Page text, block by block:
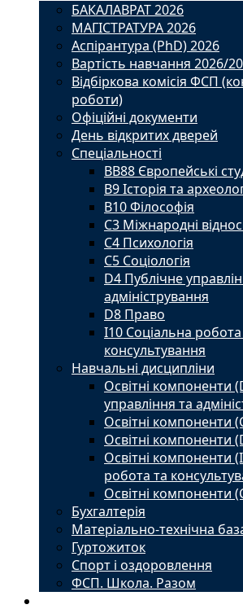
БАКАЛАВРАТ 2026
МАГІСТРАТУРА 2026
Аспірантура (PhD) 2026
Вартість навчання 2026/
Відбіркова комісія ФСП
роботи)
Офіційні документи
День відкритих дверей
Спеціальності
BВ88 Європейські
B9 Історія та
B10 Філософія
C3 Міжнародні
C4 Психологія
С5 Соціологія
D4 Публічне
адміністрування
D8 Право
I10 Соціальна робота
консультування
Навчальні дисципліни
Освітні компоненти
управління та
Освітні компоненти
Освітні компоненти
Освітні компоненти
робота та
Освітні компоненти
Бухгалтерія
Матеріально-технічна
Гуртожиток
Спорт і оздоровлення
ФСП. Школа. Разом